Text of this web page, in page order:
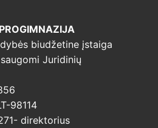
biudžetine įstaiga
Juridinių
98114
direktorius